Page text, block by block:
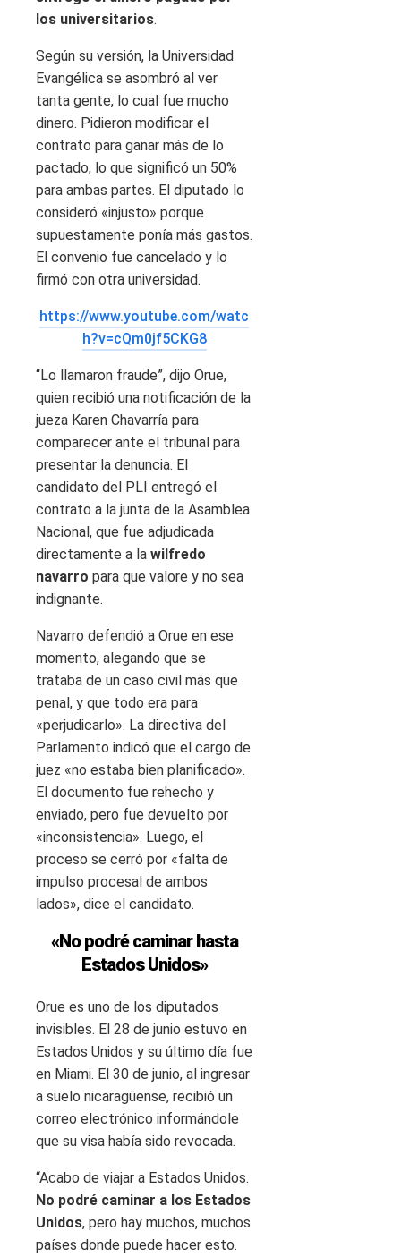
los universitarios.
Según su versión, la Universidad
Evangélica se asombró al ver
tanta gente, lo cual fue mucho
dinero. Pidieron modificar el
contrato para ganar más de lo
pactado, lo que significó un 50%
para ambas partes. El diputado lo
consideró «injusto» porque
supuestamente ponía más gastos.
El convenio fue cancelado y lo
firmó con otra universidad.
https://www.youtube.com/watc
h?v=cQm0jf5CKG8
“Lo llamaron fraude”, dijo Orue,
quien recibió una notificación de la
jueza Karen Chavarría para
comparecer ante el tribunal para
presentar la denuncia. El
candidato del PLI entregó el
contrato a la junta de la Asamblea
Nacional, que fue adjudicada
directamente a la wilfredo
navarro para que valore y no sea
indignante.
Navarro defendió a Orue en ese
momento, alegando que se
trataba de un caso civil más que
penal, y que todo era para
«perjudicarlo». La directiva del
Parlamento indicó que el cargo de
juez «no estaba bien planificado».
El documento fue rehecho y
enviado, pero fue devuelto por
«inconsistencia». Luego, el
proceso se cerró por «falta de
impulso procesal de ambos
lados», dice el candidato.
«No podré caminar hasta
Estados Unidos»
Orue es uno de los diputados
invisibles. El 28 de junio estuvo en
Estados Unidos y su último día fue
en Miami. El 30 de junio, al ingresar
a suelo nicaragüense, recibió un
correo electrónico informándole
que su visa había sido revocada.
“Acabo de viajar a Estados Unidos.
No podré caminar a los Estados
Unidos, pero hay muchos, muchos
países donde puede hacer esto.